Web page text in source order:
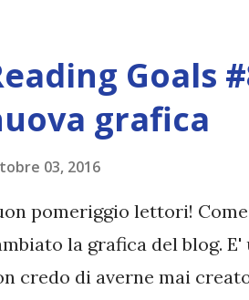
nei blog che hanno
B. Bookmark \\ Leen
di storie \\
- Sweety Review
- Palle di neve di
- I miei magici mondi \...
Goals
grafica
03, 2016
pomeriggio lettori!
la grafica del blog.
credo di averne mai